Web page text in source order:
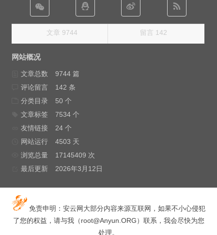
文章 9744 留言 142
网站概况
文章总数
9744 篇
评论留言
142 条
分类目录
50 个
文章标签
7534 个
友情链接
24 个
网站运行
4503 天
浏览总量
17145409 次
最后更新
2026年3月12日
免责申明：安云网大部分内容来源互联网，如果不小心侵犯
了您的权益，请与我（root@Anyun.ORG）联系，我会尽快为您
处理。